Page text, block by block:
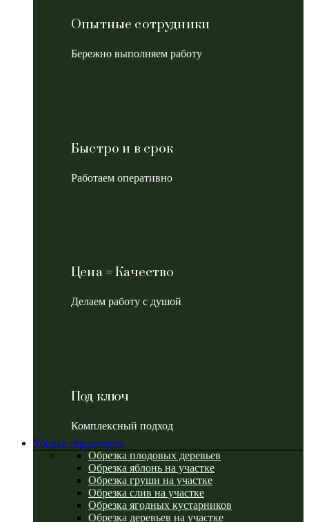
Опытные сотрудники
Бережно выполняем работу
Быстро и в срок
Работаем оперативно
Цена = Качество
Делаем работу с душой
Под ключ
Комплексный подход
Уборка территории
Обрезка плодовых деревьев
Обрезка яблонь на участке
Обрезка груши на участке
Обрезка слив на участке
Обрезка ягодных кустарников
Обрезка деревьев на участке